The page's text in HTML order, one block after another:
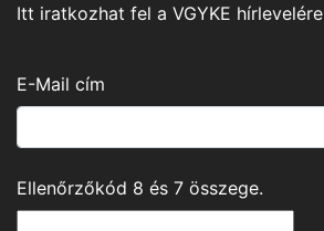
Itt iratkozhat fel a VGYKE hírlevelére
E-Mail cím
Ellenőrzőkód 8 és 7 összege.